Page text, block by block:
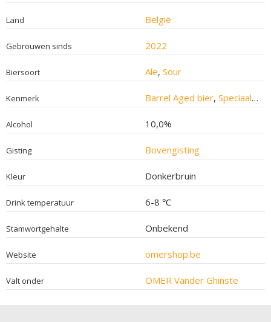
Land België
Gebrouwen sinds 2022
Biersoort Ale, Sour
Kenmerk Barrel Aged bier, Speciaalbier
Alcohol 10,0%
Gisting Bovengisting
Kleur Donkerbruin
Drink temperatuur 6-8 ℃
Stamwortgehalte Onbekend
Website omershop.be
Valt onder OMER Vander Ghinste